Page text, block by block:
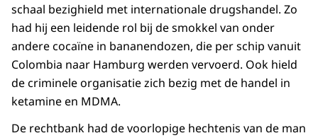
schaal bezighield met internationale drugshandel. Zo
had hij een leidende rol bij de smokkel van onder
andere cocaïne in bananendozen, die per schip vanuit
Colombia naar Hamburg werden vervoerd. Ook hield
de criminele organisatie zich bezig met de handel in
ketamine en MDMA.
De rechtbank had de voorlopige hechtenis van de man